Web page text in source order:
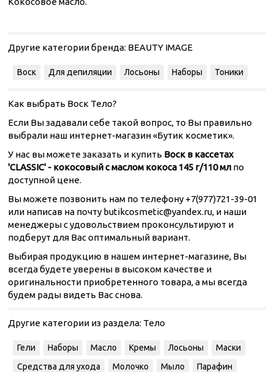
Другие категории бренда: BEAUTY IMAGE
Воск Для депиляции Лосьоны Наборы Тоники
Как выбрать Воск Тело?
Если Вы задавали себе такой вопрос, то Вы правильно
выбрали наш интернет-магазин «Бутик косметик».
У нас вы можете заказать и купить Воск в кассетах
'CLASSIC' - кокосовый с маслом кокоса 145 г/110 мл по
доступной цене.
Вы можете позвонить нам по телефону +7(977)721-39-01
или написав на почту butikcosmetic@yandex.ru, и наши
менеджеры с удовольствием проконсультируют и
подберут для Вас оптимальный вариант.
Выбирая продукцию в нашем интернет-магазине, Вы
всегда будете уверены в высоком качестве и
оригинальности приобретенного товара, а мы всегда
будем рады видеть Вас снова.
Другие категории из раздела: Тело
Гели Наборы Масло Кремы Лосьоны
Маски
Средства для ухода
Молочко Мыло
Парафин